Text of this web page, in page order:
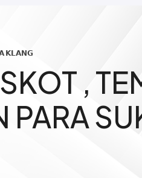
𝗞𝗟𝗔𝗡𝗚
,